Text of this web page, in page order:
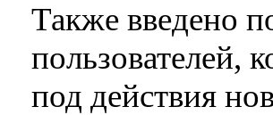
Также введено
пользователей,
под действия